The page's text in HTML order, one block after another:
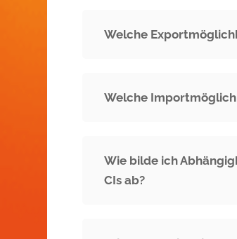
Welche
Welche
Wie bilde ich
CIs ab?